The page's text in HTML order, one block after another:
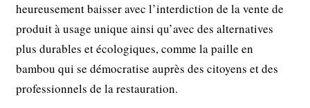
heureusement baisser avec l’interdiction de la vente de
produit à usage unique ainsi qu’avec des alternatives
plus durables et écologiques, comme la paille en
bambou qui se démocratise auprès des citoyens et des
professionnels de la restauration.